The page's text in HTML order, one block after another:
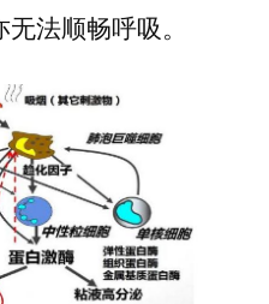
法顺畅呼吸。